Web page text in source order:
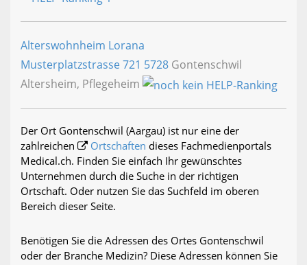
Alterswohnheim Lorana
Musterplatzstrasse 721 5728 Gontenschwil
Altersheim, Pflegeheim
Der Ort Gontenschwil (Aargau) ist nur eine der
zahlreichen
Ortschaften dieses Fachmedienportals
Medical.ch. Finden Sie einfach Ihr gewünschtes
Unternehmen durch die Suche in der richtigen
Ortschaft. Oder nutzen Sie das Suchfeld im oberen
Bereich dieser Seite.
Benötigen Sie die Adressen des Ortes Gontenschwil
oder der Branche Medizin? Diese Adressen können Sie